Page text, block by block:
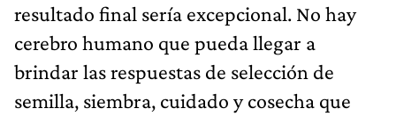
resultado final sería excepcional. No hay
cerebro humano que pueda llegar a
brindar las respuestas de selección de
semilla, siembra, cuidado y cosecha que